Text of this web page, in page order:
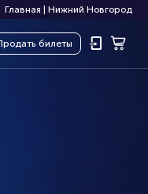
Главная Нижний Новгород
билеты